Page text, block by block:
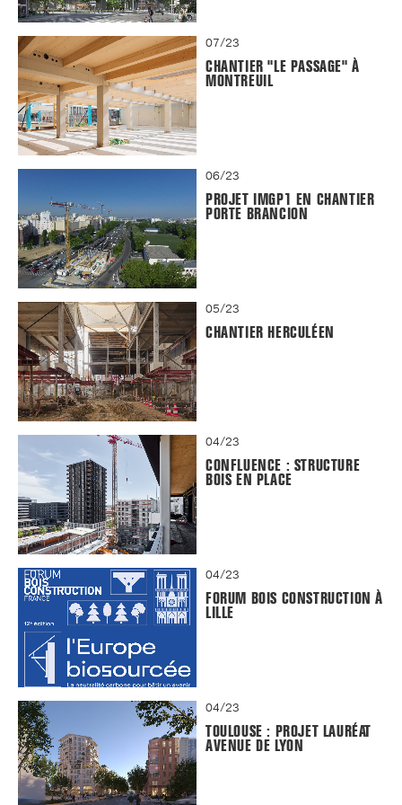
07/23
CHANTIER "LE PASSAGE" À
MONTREUIL
06/23
PROJET IMGP1 EN CHANTIER
PORTE BRANCION
05/23
CHANTIER HERCULÉEN
04/23
CONFLUENCE : STRUCTURE
BOIS EN PLACE
04/23
FORUM BOIS CONSTRUCTION À
LILLE
04/23
TOULOUSE : PROJET LAURÉAT
AVENUE DE LYON